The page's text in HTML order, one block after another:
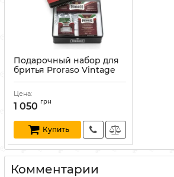
Подарочный набор для
бритья Proraso Vintage
Selection Primadopo в
металлической коробке
Артикул: 8004395003617
Цена:
1 050 грн
Купить
Комментарии